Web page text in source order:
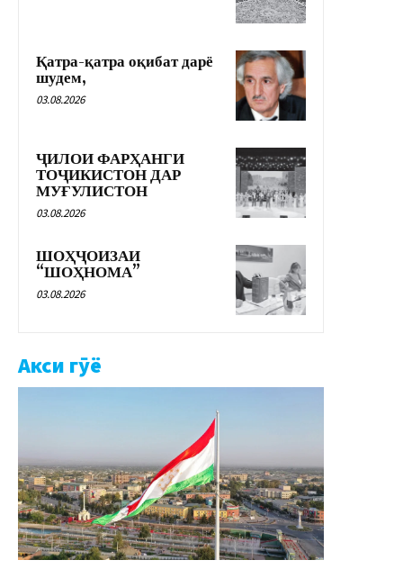
Қатра-қатра оқибат дарё
шудем,
03.08.2026
ҶИЛОИ ФАРҲАНГИ
ТОҶИКИСТОН ДАР
МУҒУЛИСТОН
03.08.2026
ШОҲҶОИЗАИ
“ШОҲНОМА”
03.08.2026
Акси гӯё